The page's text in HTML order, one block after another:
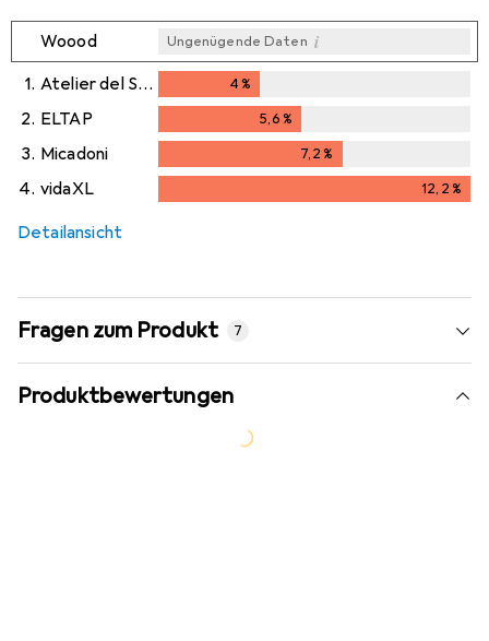
Woood Ungenügende Daten i
1. Atelier del Sofa 4%
2. ELTAP 5,6%
3. Micadoni 7,2%
4. vidaXL 12,2%
Detailansicht
Fragen zum Produkt 7
Produktbewertungen